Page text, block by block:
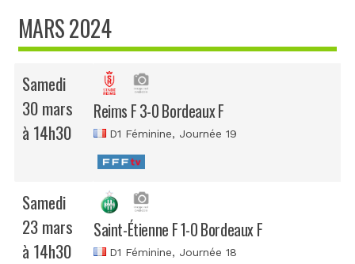
MARS 2024
Samedi
30 mars
à 14h30
Reims F 3-0 Bordeaux F
D1 Féminine, Journée 19
Samedi
23 mars
à 14h30
Saint-Étienne F 1-0 Bordeaux F
D1 Féminine, Journée 18